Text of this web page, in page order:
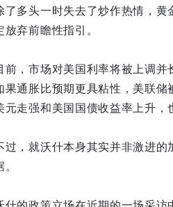
了多头一时失去了炒作热情，
放弃前瞻性指引。
前，市场对美国利率将被上调
果通胀比预期更具粘性，美联储
元走强和美国国债收益率上升，
过，就沃什本身其实并非激进
。